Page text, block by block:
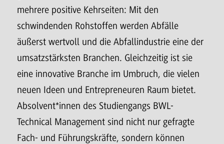
mehrere positive Kehrseiten: Mit den
schwindenden Rohstoffen werden Abfälle
äußerst wertvoll und die Abfallindustrie eine der
umsatzstärksten Branchen. Gleichzeitig ist sie
eine innovative Branche im Umbruch, die vielen
neuen Ideen und Entrepreneuren Raum bietet.
Absolvent*innen des Studiengangs BWL-
Technical Management sind nicht nur gefragte
Fach- und Führungskräfte, sondern können